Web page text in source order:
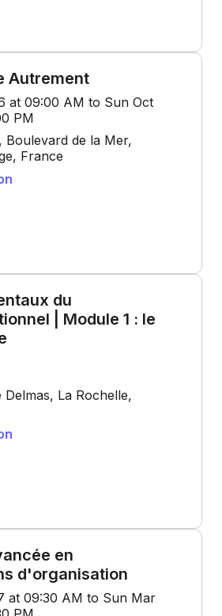
Autrement
at 09:00 AM to Sun Oct
PM
Boulevard de la Mer,
France
du
| Module 1 : le
Delmas, La Rochelle,
en
d'organisation
at 09:30 AM to Sun Mar